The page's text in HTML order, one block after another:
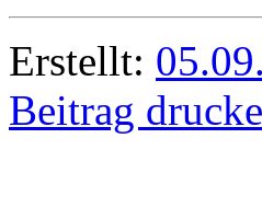
Erstellt:
Beitrag